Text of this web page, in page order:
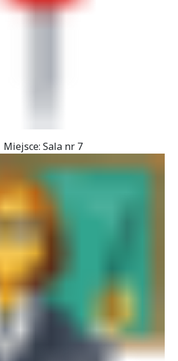
Miejsce: Sala nr 7